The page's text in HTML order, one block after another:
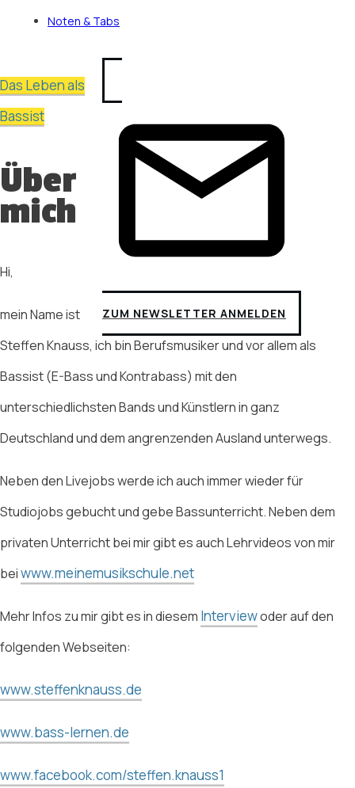
Noten & Tabs
ZUM NEWSLETTER ANMELDEN
Das Leben als
Bassist
Über
mich
Hi,
mein Name ist
Steffen Knauss, ich bin Berufsmusiker und vor allem als
Bassist (E-Bass und Kontrabass) mit den
unterschiedlichsten Bands und Künstlern in ganz
Deutschland und dem angrenzenden Ausland unterwegs.
Neben den Livejobs werde ich auch immer wieder für
Studiojobs gebucht und gebe Bassunterricht. Neben dem
privaten Unterricht bei mir gibt es auch Lehrvideos von mir
beiwww.meinemusikschule.net
Mehr Infos zu mir gibt es in diesem Interviewoder auf den
folgenden Webseiten:
www.steffenknauss.de
www.bass-lernen.de
www.facebook.com/steffen.knauss1